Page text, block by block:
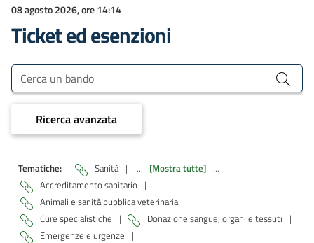
08 agosto 2026, ore 14:14
Ticket ed esenzioni
Bandi e Servizi
Cerca un bando
Ricerca avanzata
Tematiche: Sanità | ... [Mostra tutte] ...
Accreditamento sanitario |
Animali e sanità pubblica veterinaria |
Cure specialistiche | Donazione sangue, organi e tessuti |
Emergenze e urgenze |